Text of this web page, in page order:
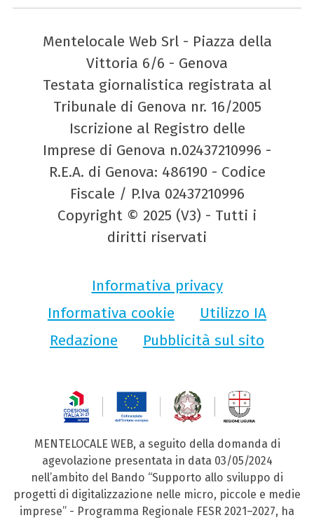
Mentelocale Web Srl - Piazza della
Vittoria 6/6 - Genova
Testata giornalistica registrata al
Tribunale di Genova nr. 16/2005
Iscrizione al Registro delle
Imprese di Genova n.02437210996 -
R.E.A. di Genova: 486190 - Codice
Fiscale / P.Iva 02437210996
Copyright © 2025 (V3) - Tutti i
diritti riservati
Informativa privacy
Informativa cookie
Utilizzo IA
Redazione
Pubblicità sul sito
MENTELOCALE WEB, a seguito della domanda di
agevolazione presentata in data 03/05/2024
nell’ambito del Bando “Supporto allo sviluppo di
progetti di digitalizzazione nelle micro, piccole e medie
imprese” - Programma Regionale FESR 2021–2027, ha